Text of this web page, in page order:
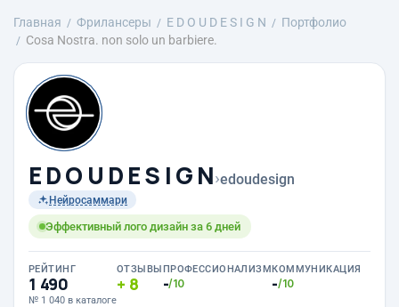
Главная Фрилансеры E D O U D E S I G N
Портфолио
Cosa Nostra. non solo un barbiere.
E D O U D E S I G N›edoudesign
Нейросаммари
Эффективный лого дизайн за 6 дней
РЕЙТИНГ
1 490
№ 1 040 в каталоге
ОТЗЫВЫ
8
ПРОФЕССИОНАЛИЗМ
-/10
КОММУНИКАЦИЯ
-/10